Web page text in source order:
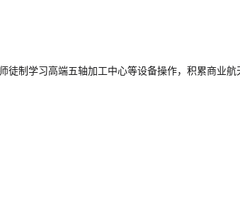
制学习高端五轴加工中心等设备操作，积累商业航